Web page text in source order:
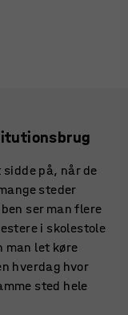
på, når de
steder
ser man flere
i skolestole
man let køre
hverdag hvor
sted hele